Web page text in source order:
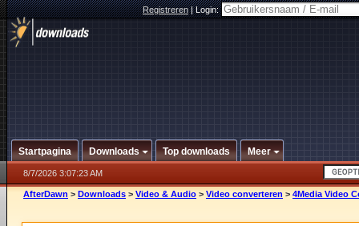
Registreren|Login:
Startpagina Downloads Top downloads Meer
8/7/2026 3:07:23 AM
AfterDawn > Downloads > Video & Audio > Video converteren > 4Media Video